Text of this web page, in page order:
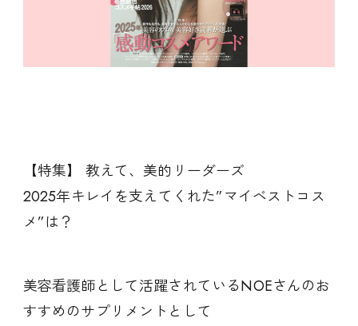
【特集】 教えて、美的リーダーズ
2025年キレイを支えてくれた”マイベストコス
メ”は？
美容看護師として活躍されているNOEさんのお
すすめのサプリメントとして